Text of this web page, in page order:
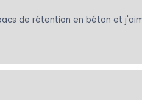
de rétention en béton et